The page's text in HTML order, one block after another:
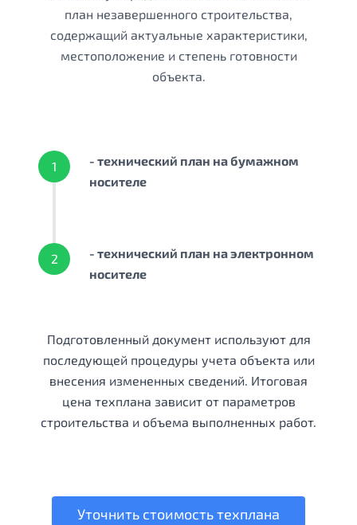
план незавершенного строительства,
содержащий актуальные характеристики,
местоположение и степень готовности
объекта.
1
- технический план на бумажном
носителе
2
- технический план на электронном
носителе
Подготовленный документ используют для
последующей процедуры учета объекта или
внесения измененных сведений. Итоговая
цена техплана зависит от параметров
строительства и объема выполненных работ.
Уточнить стоимость техплана